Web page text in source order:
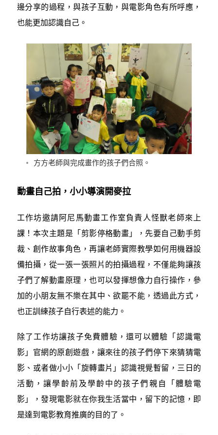
邊分享的過程，與孩子互動，與電影角色有所呼應，
也能更加認識自己。
方方老師與完成畫作的孩子們合照。
動畫自己拍，小小導演開麥拉
工作坊邀請阿尼馬動畫工作室負責人怪獸老師來上
課！本次主題是「剪影停格動畫」，先要自己動手剪
裁、創作故事角色，再讓老師實際教學如何用機器設
備拍攝，從一張一張照片的拍攝過程，不僅能夠讓孩
子們了解動畫原理，也可以發揮想像力自行操作，參
加的小朋友無不樂在其中、欲罷不能，透過此方式，
也正訓練孩子自行表述的能力。
除了工作坊讓孩子免費體驗，還可以體驗「認識電
影」官網的原創遊戲，讓來往的孩子們停下來猜猜電
影、或者做小小「旋轉畫片」認識視覺暫留，三日的
活動，讓學齡前及學齡中的孩子們親自「體驗電
影」，發現電影就在你我生活當中，留下的記憶，即
是達到電影教育推廣的目的了。